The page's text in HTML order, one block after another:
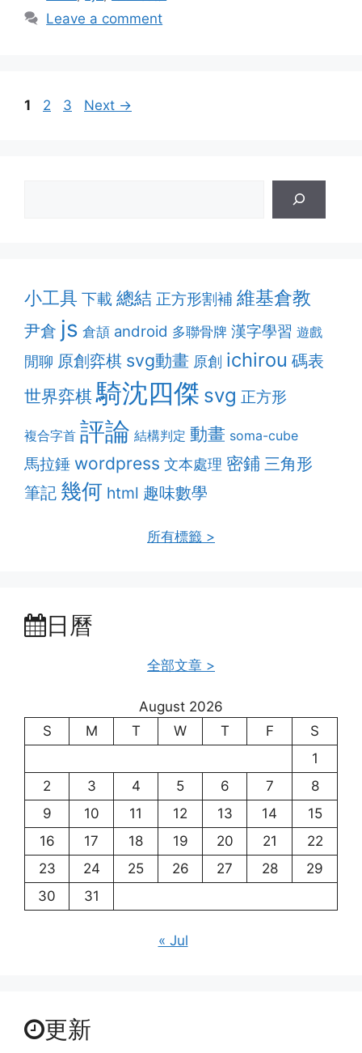
Leave a comment
Page
1 Page
2 Page
3 Next →
小工具 下載 總結 正方形割補 維基倉教
尹倉 js 倉頡 android 多聯骨牌 漢字學習 遊戲
閒聊 原創弈棋 svg動畫 原創 ichirou 碼表
世界弈棋 騎沈四傑 svg 正方形
複合字首 評論 結構判定 動畫 soma-cube
馬拉錘 wordpress 文本處理 密鋪 三角形
筆記 幾何 html 趣味數學
所有標籤 >
日曆
全部文章 >
August 2026
S
M T W T F
S
1
2
3 4 5 6 7
8
9
10 11 12 13 14
15
16
17 18 19 20 21
22
23
24 25 26 27 28
29
30
31
« Jul
更新